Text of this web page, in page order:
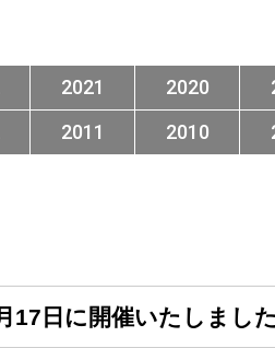
2021 2020
2011 2010
17日に開催いたしまし